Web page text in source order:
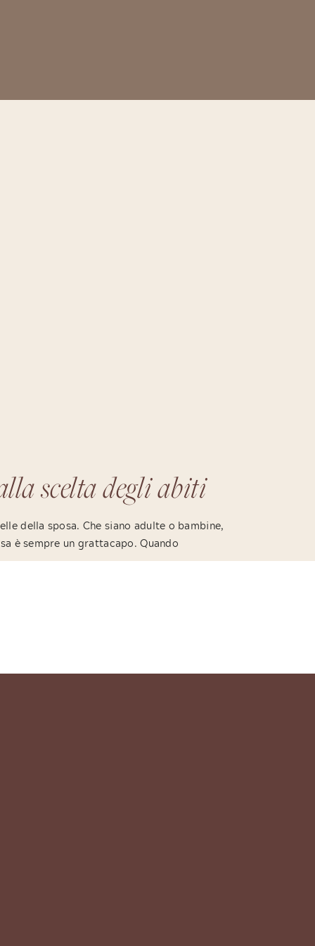
della sposa. Che siano adulte o bambine,
è sempre un grattacapo. Quando
Sono solo alcune delle più comuni
scelta degli abiti